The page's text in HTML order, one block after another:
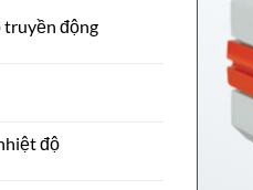
truyền động
độ